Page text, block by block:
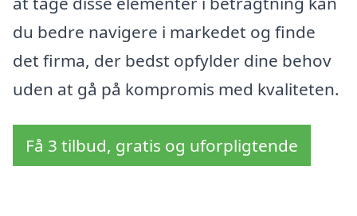
du bedre navigere i markedet og finde
det firma, der bedst opfylder dine behov
uden at gå på kompromis med kvaliteten.
Få 3 tilbud, gratis og uforpligtende